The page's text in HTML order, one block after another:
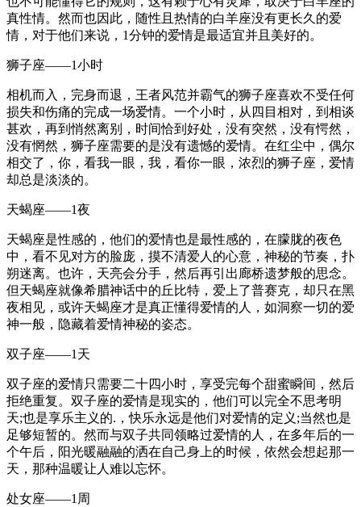
真性情。然而也因此，随性且热情的白羊座没有更长久的爱
情，对于他们来说，1分钟的爱情是最适宜并且美好的。
狮子座——1小时
相机而入，完身而退，王者风范并霸气的狮子座喜欢不受任何
损失和伤痛的完成一场爱情。一个小时，从四目相对，到相谈
甚欢，再到悄然离别，时间恰到好处，没有突然，没有愕然，
没有惘然，狮子座需要的是没有遗憾的爱情。在红尘中，偶尔
相交了，你，看我一眼，我，看你一眼，浓烈的狮子座，爱情
却总是淡淡的。
天蝎座——1夜
天蝎座是性感的，他们的爱情也是最性感的，在朦胧的夜色
中，看不见对方的脸庞，摸不清爱人的心意，神秘的节奏，扑
朔迷离。也许，天亮会分手，然后再引出廊桥遗梦般的思念。
但天蝎座就像希腊神话中的丘比特，爱上了普赛克，却只在黑
夜相见，或许天蝎座才是真正懂得爱情的人，如洞察一切的爱
神一般，隐藏着爱情神秘的姿态。
双子座——1天
双子座的爱情只需要二十四小时，享受完每个甜蜜瞬间，然后
拒绝重复。双子座的爱情是现实的，他们可以完全不思考明
天;也是享乐主义的.，快乐永远是他们对爱情的定义;当然也是
足够短暂的。然而与双子共同领略过爱情的人，在多年后的一
个午后，阳光暖融融的洒在自己身上的时候，依然会想起那一
天，那种温暖让人难以忘怀。
处女座——1周